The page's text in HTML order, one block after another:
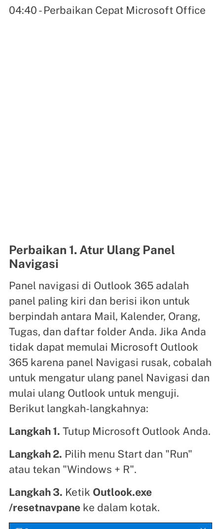
04:40 - Perbaikan Cepat Microsoft Office
Perbaikan 1. Atur Ulang Panel
Navigasi
Panel navigasi di Outlook 365 adalah
panel paling kiri dan berisi ikon untuk
berpindah antara Mail, Kalender, Orang,
Tugas, dan daftar folder Anda. Jika Anda
tidak dapat memulai Microsoft Outlook
365 karena panel Navigasi rusak, cobalah
untuk mengatur ulang panel Navigasi dan
mulai ulang Outlook untuk menguji.
Berikut langkah-langkahnya:
Langkah 1. Tutup Microsoft Outlook Anda.
Langkah 2. Pilih menu Start dan "Run"
atau tekan "Windows + R".
Langkah 3. Ketik Outlook.exe
/resetnavpane ke dalam kotak.